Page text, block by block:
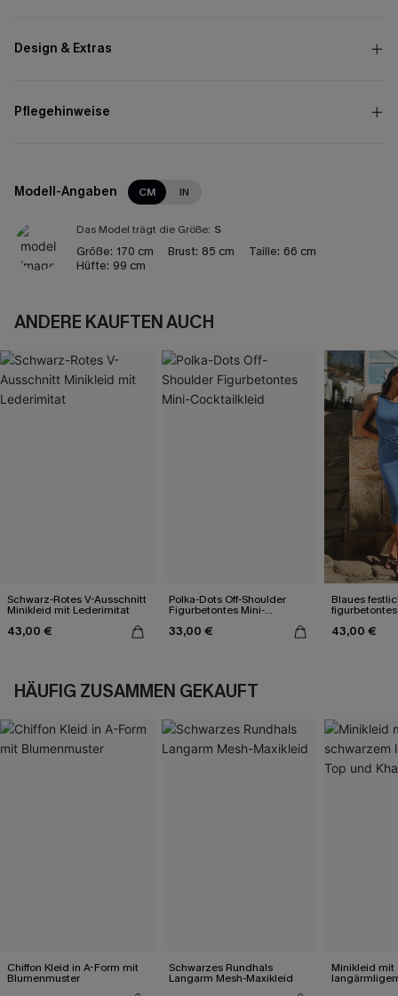
Design & Extras
Pflegehinweise
Modell-Angaben CM IN
Das Model trägt die Größe: S
Größe: 170 cm Brust: 85 cm Taille: 66 cm
Hüfte: 99 cm
ANDERE KAUFTEN AUCH
Schwarz-Rotes V-Ausschnitt
Minikleid mit Lederimitat
43,00 €
Polka-Dots Off-Shoulder
Figurbetontes Mini-
Cocktailkleid
33,00 €
Blaues
43,00 €
HÄUFIG ZUSAMMEN GEKAUFT
Chiffon Kleid in A-Form mit
Blumenmuster
Schwarzes Rundhals
Langarm Mesh-Maxikleid
Minikleid mit